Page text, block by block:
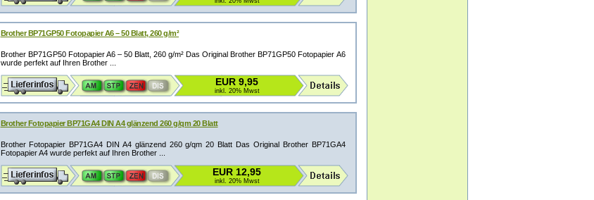
Brother BP71GP50 Fotopapier A6 – 50 Blatt, 260 g/m²
Brother BP71GP50 Fotopapier A6 – 50 Blatt, 260 g/m² Das Original Brother BP71GP50 Fotopapier A6
wurde perfekt auf Ihren Brother ...
EUR 9,95
inkl. 20% Mwst
Brother Fotopapier BP71GA4 DIN A4 glänzend 260 g/qm 20 Blatt
Brother Fotopapier BP71GA4 DIN A4 glänzend 260 g/qm 20 Blatt Das Original Brother BP71GA4
Fotopapier A4 wurde perfekt auf Ihren Brother ...
EUR 12,95
inkl. 20% Mwst